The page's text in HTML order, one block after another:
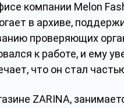
компании Melon
в архиве,
проверяющих
к работе, и ему
что он стал
ZARINA,